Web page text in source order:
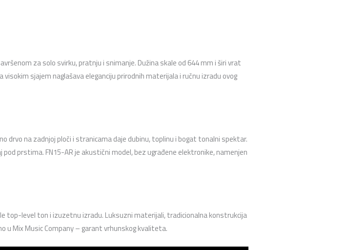
za solo svirku, pratnju i snimanje. Dužina skale od 644 mm i širi vrat
sjajem naglašava eleganciju prirodnih materijala i ručnu izradu ovog
drvo na zadnjoj ploči i stranicama daje dubinu, toplinu i bogat tonalni spektar.
prstima. FN15-AR je akustični model, bez ugrađene elektronike, namenjen
top-level ton i izuzetnu izradu. Luksuzni materijali, tradicionalna konstrukcija
u Mix Music Company – garant vrhunskog kvaliteta.